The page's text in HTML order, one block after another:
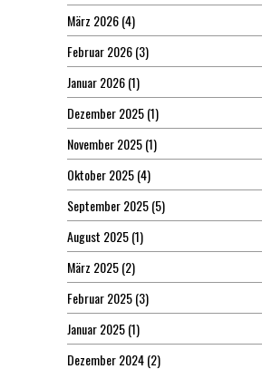
März 2026(4)
Februar 2026(3)
Januar 2026(1)
Dezember 2025(1)
November 2025(1)
Oktober 2025(4)
September 2025(5)
August 2025(1)
März 2025(2)
Februar 2025(3)
Januar 2025(1)
Dezember 2024(2)